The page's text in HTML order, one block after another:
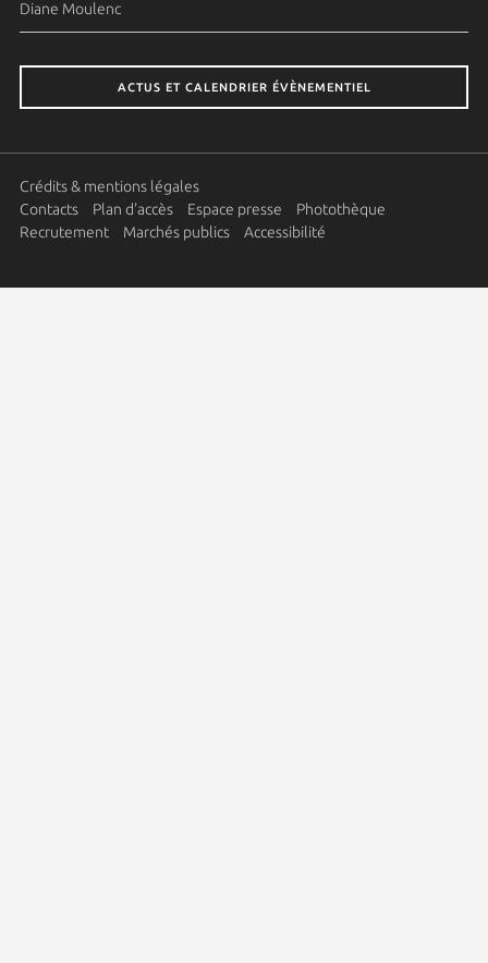
Diane Moulenc
ACTUS ET CALENDRIER ÉVÈNEMENTIEL
Crédits & mentions légales
Contacts
Plan d'accès Espace presse
Photothèque
Recrutement
Marchés publics Accessibilité